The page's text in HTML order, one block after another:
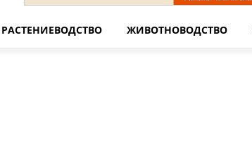
РАСТЕНИЕВОДСТВО ЖИВОТНОВОДСТВО